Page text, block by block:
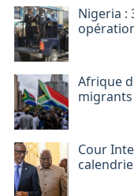
Nigeria :
Afrique
Cour